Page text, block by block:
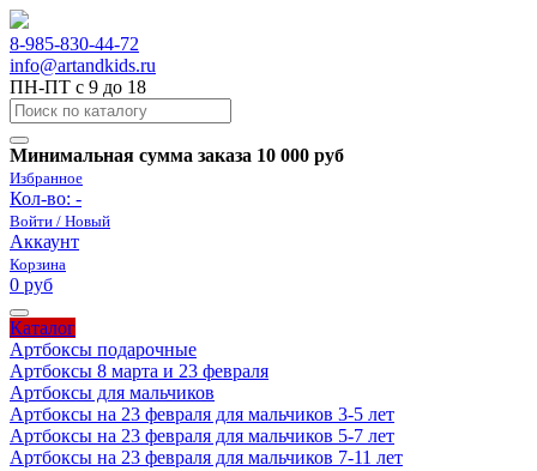
8-985-830-44-72
info@artandkids.ru
ПН-ПТ с 9 до 18
Минимальная сумма заказа 10 000 руб
Избранное
Кол-во: -
Войти / Новый
Аккаунт
Корзина
0 руб
Каталог
Артбоксы подарочные
Артбоксы 8 марта и 23 февраля
Артбоксы для мальчиков
Артбоксы на 23 февраля для мальчиков 3-5 лет
Артбоксы на 23 февраля для мальчиков 5-7 лет
Артбоксы на 23 февраля для мальчиков 7-11 лет